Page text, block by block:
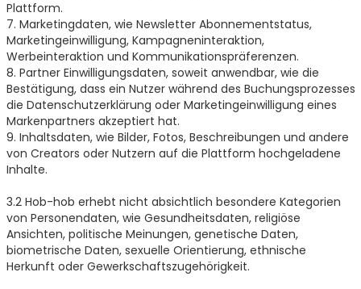
Plattform.
7. Marketingdaten, wie Newsletter Abonnementstatus,
Marketingeinwilligung, Kampagneninteraktion,
Werbeinteraktion und Kommunikationspräferenzen.
8. Partner Einwilligungsdaten, soweit anwendbar, wie die
Bestätigung, dass ein Nutzer während des Buchungsprozesses
die Datenschutzerklärung oder Marketingeinwilligung eines
Markenpartners akzeptiert hat.
9. Inhaltsdaten, wie Bilder, Fotos, Beschreibungen und andere
von Creators oder Nutzern auf die Plattform hochgeladene
Inhalte.
3.2 Hob-hob erhebt nicht absichtlich besondere Kategorien
von Personendaten, wie Gesundheitsdaten, religiöse
Ansichten, politische Meinungen, genetische Daten,
biometrische Daten, sexuelle Orientierung, ethnische
Herkunft oder Gewerkschaftszugehörigkeit.